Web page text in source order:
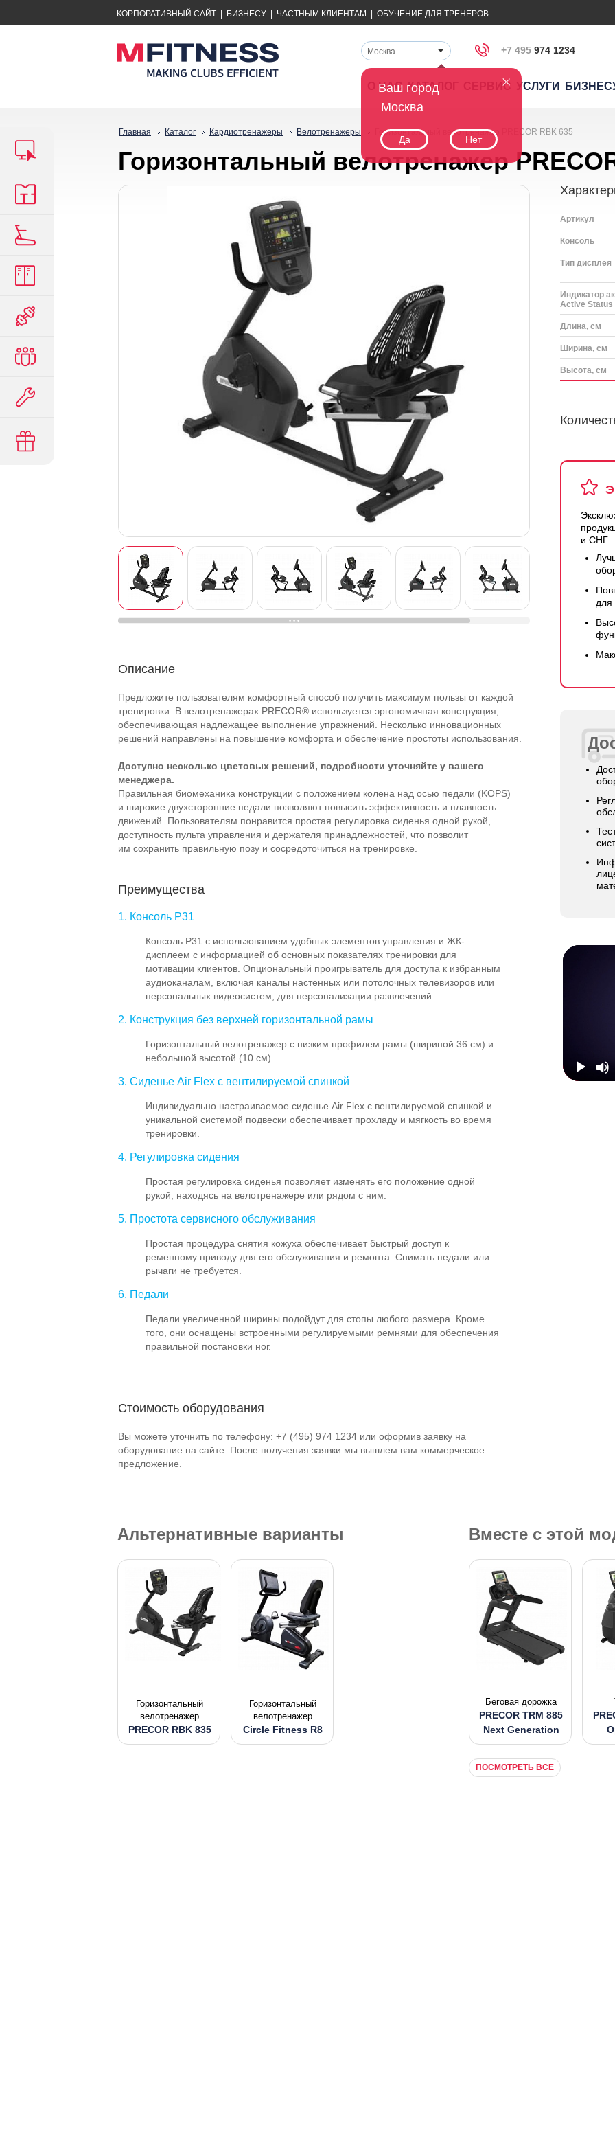
КОРПОРАТИВНЫЙ САЙТ БИЗНЕСУ ЧАСТНЫМ КЛИЕНТАМ ОБУЧЕНИЕ ДЛЯ ТРЕНЕРОВ
Ваш город
Москва
Да Нет
Москва +7 495 974 1234
О НАС КАТАЛОГ СЕРВИС УСЛУГИ
Главная Каталог Кардиотренажеры Велотренажеры Горизонтальный велотренажер PRECOR RBK 635
Горизонтальный велотренажер
Артикул
Консоль
Тип дисплея
Индикатор
Active Status
Длина, см
Ширина, см
Высота, см
и СНГ
для
Описание
Предложите пользователям комфортный способ получить максимум пользы от каждой
тренировки. В велотренажерах PRECOR® используется эргономичная конструкция,
обеспечивающая надлежащее выполнение упражнений. Несколько инновационных
решений направлены на повышение комфорта и обеспечение простоты использования.
Доступно несколько цветовых решений, подробности уточняйте у вашего
менеджера.
Правильная биомеханика конструкции с положением колена над осью педали (KOPS)
и широкие двухсторонние педали позволяют повысить эффективность и плавность
движений. Пользователям понравится простая регулировка сиденья одной рукой,
доступность пульта управления и держателя принадлежностей, что позволит
им сохранить правильную позу и сосредоточиться на тренировке.
Преимущества
1. Консоль P31
Консоль P31 с использованием удобных элементов управления и ЖК-
дисплеем с информацией об основных показателях тренировки для
мотивации клиентов. Опциональный проигрыватель для доступа к избранным
аудиоканалам, включая каналы настенных или потолочных телевизоров или
персональных видеосистем, для персонализации развлечений.
2. Конструкция без верхней горизонтальной рамы
Горизонтальный велотренажер с низким профилем рамы (шириной 36 см) и
небольшой высотой (10 см).
3. Сиденье Air Flex с вентилируемой спинкой
Индивидуально настраиваемое сиденье Air Flex с вентилируемой спинкой и
уникальной системой подвески обеспечивает прохладу и мягкость во время
тренировки.
4. Регулировка сидения
Простая регулировка сиденья позволяет изменять его положение одной
рукой, находясь на велотренажере или рядом с ним.
5. Простота сервисного обслуживания
Простая процедура снятия кожуха обеспечивает быстрый доступ к
ременному приводу для его обслуживания и ремонта. Снимать педали или
рычаги не требуется.
6. Педали
Педали увеличенной ширины подойдут для стопы любого размера. Кроме
того, они оснащены встроенными регулируемыми ремнями для обеспечения
правильной постановки ног.
Стоимость оборудования
Вы можете уточнить по телефону: +7 (495) 974 1234 или оформив заявку на
оборудование на сайте. После получения заявки мы вышлем вам коммерческое
предложение.
Альтернативные варианты
Горизонтальный
велотренажер
PRECOR RBK 835
Горизонтальный
велотренажер
Circle Fitness R8
Вместе с этой
Беговая дорожка
PRECOR TRM 885
Next Generation
ПОСМОТРЕТЬ ВСЕ